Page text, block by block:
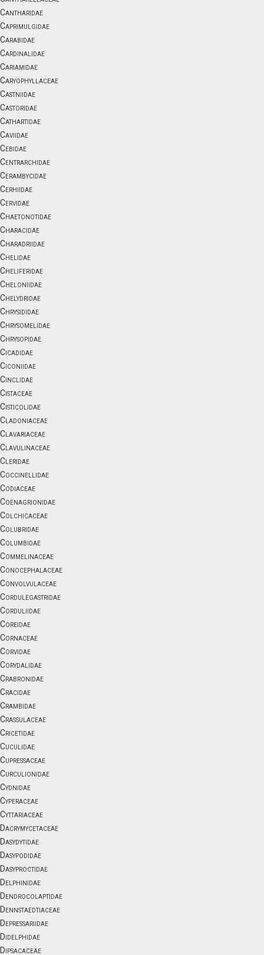
Cantharidae
Caprimulgidae
Carabidae
Cardinalidae
Cariamidae
Caryophyllaceae
Castniidae
Castoridae
Cathartidae
Caviidae
Cebidae
Centrarchidae
Cerambycidae
Cerhiidae
Cervidae
Chaetonotidae
Characidae
Charadriidae
Chelidae
Cheliferidae
Cheloniidae
Chelydridae
Chrysididae
Chrysomelidae
Chrysopidae
Cicadidae
Ciconiidae
Cinclidae
Cistaceae
Cisticolidae
Cladoniaceae
Clavariaceae
Clavulinaceae
Cleridae
Coccinellidae
Codiaceae
Coenagrionidae
Colchicaceae
Colubridae
Columbidae
Commelinaceae
Conocephalaceae
Convolvulaceae
Cordulegastridae
Corduliidae
Coreidae
Cornaceae
Corvidae
Corydalidae
Crabronidae
Cracidae
Crambidae
Crassulaceae
Cricetidae
Cuculidae
Cupressaceae
Curculionidae
Cydnidae
Cyperaceae
Cyttariaceae
Dacrymycetaceae
Dasydytidae
Dasypodidae
Dasyproctidae
Delphinidae
Dendrocolaptidae
Dennstaedtiaceae
Depressariidae
Didelphidae
Dipsacaceae